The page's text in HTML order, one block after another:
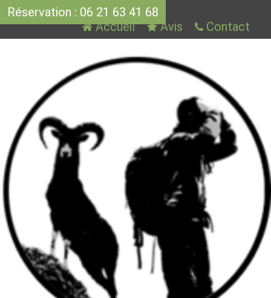
Réservation : 06 21 63 41 68
Accueil
Avis Contact